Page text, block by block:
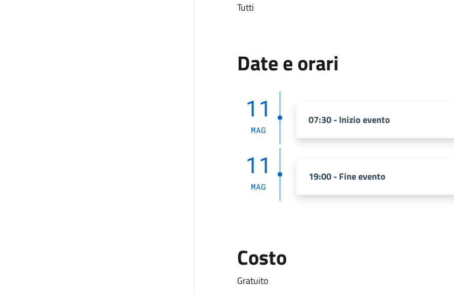
Tutti
Date e orari
11
MAG
07:30 - Inizio evento
11
MAG
19:00 - Fine evento
Costo
Gratuito